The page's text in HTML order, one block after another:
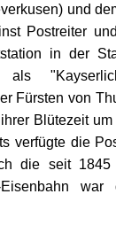
und
Postreiter
in der
Fürsten von
Blütezeit
verfügte die
die seit 1845
Eisenbahn